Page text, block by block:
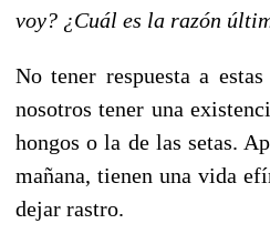
voy? ¿Cuál es la razón
No tener respuesta a
nosotros tener una
hongos o la de las setas.
mañana, tienen una vida
dejar rastro.